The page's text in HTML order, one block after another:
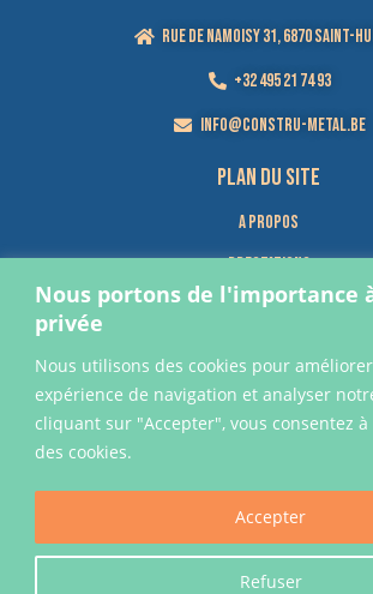
Nous portons de l'importance
privée
Nous utilisons des cookies pour
expérience de navigation et analyser
cliquant sur "Accepter", vous consentez
des cookies.
Refuser
Accepter
Rue de Namoisy 31, 6870 Saint-
+32 495 21 74 93
info@constru-metal.be
Plan du site
A propos
Prestations
Réalisations
horaires d'ouverture
Mentions légales